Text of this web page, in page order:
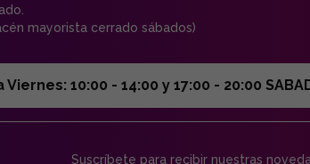
mayorista cerrado sábados)
Viernes: 10:00 - 14:00 y 17:00 - 20:00
Suscríbete para recibir nuestras